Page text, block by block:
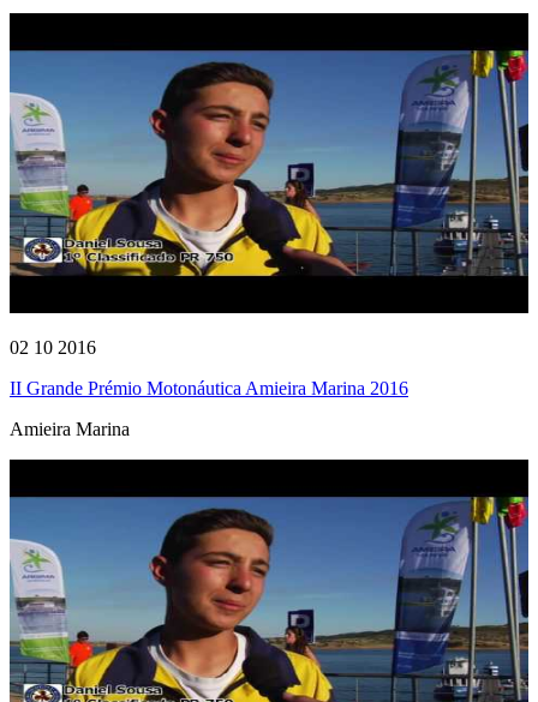
02 10 2016
II Grande Prémio Motonáutica Amieira Marina 2016
Amieira Marina